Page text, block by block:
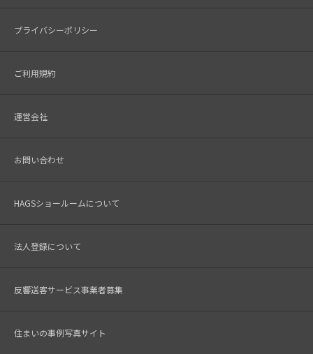
プライバシーポリシー
ご利用規約
運営会社
お問い合わせ
HAGSショールームについて
法人登録について
反響送客サービス事業者募集
住まいの事例写真サイト